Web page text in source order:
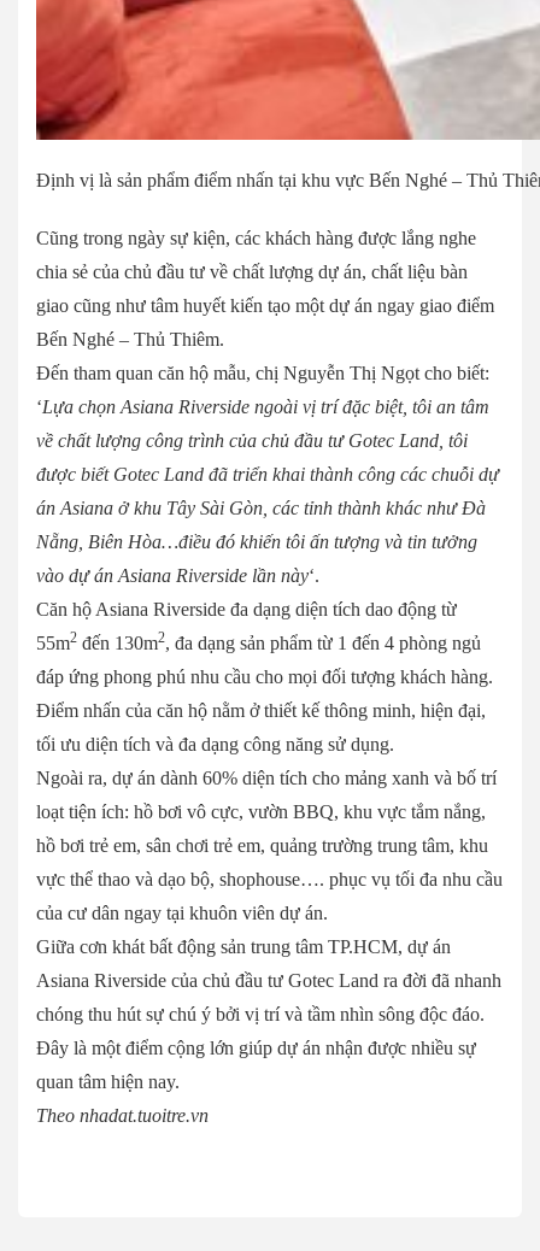
Định vị là sản phẩm điểm nhấn tại khu vực Bến Nghé – Thủ
Cũng trong ngày sự kiện, các khách hàng được lắng nghe
chia sẻ của chủ đầu tư về chất lượng dự án, chất liệu bàn
giao cũng như tâm huyết kiến tạo một dự án ngay giao điểm
Bến Nghé – Thủ Thiêm.
Đến tham quan căn hộ mẫu, chị Nguyễn Thị Ngọt cho biết:
‘Lựa chọn Asiana Riverside ngoài vị trí đặc biệt, tôi an tâm
về chất lượng công trình của chủ đầu tư Gotec Land, tôi
được biết Gotec Land đã triển khai thành công các chuỗi dự
án Asiana ở khu Tây Sài Gòn, các tỉnh thành khác như Đà
Nẵng, Biên Hòa…điều đó khiến tôi ấn tượng và tin tưởng
vào dự án Asiana Riverside lần này‘.
Căn hộ Asiana Riverside đa dạng diện tích dao động từ
55m2 đến 130m2, đa dạng sản phẩm từ 1 đến 4 phòng ngủ
đáp ứng phong phú nhu cầu cho mọi đối tượng khách hàng.
Điểm nhấn của căn hộ nằm ở thiết kế thông minh, hiện đại,
tối ưu diện tích và đa dạng công năng sử dụng.
Ngoài ra, dự án dành 60% diện tích cho mảng xanh và bố trí
loạt tiện ích: hồ bơi vô cực, vườn BBQ, khu vực tắm nắng,
hồ bơi trẻ em, sân chơi trẻ em, quảng trường trung tâm, khu
vực thể thao và dạo bộ, shophouse…. phục vụ tối đa nhu cầu
của cư dân ngay tại khuôn viên dự án.
Giữa cơn khát bất động sản trung tâm TP.HCM, dự án
Asiana Riverside của chủ đầu tư Gotec Land ra đời đã nhanh
chóng thu hút sự chú ý bởi vị trí và tầm nhìn sông độc đáo.
Đây là một điểm cộng lớn giúp dự án nhận được nhiều sự
quan tâm hiện nay.
Theo nhadat.tuoitre.vn